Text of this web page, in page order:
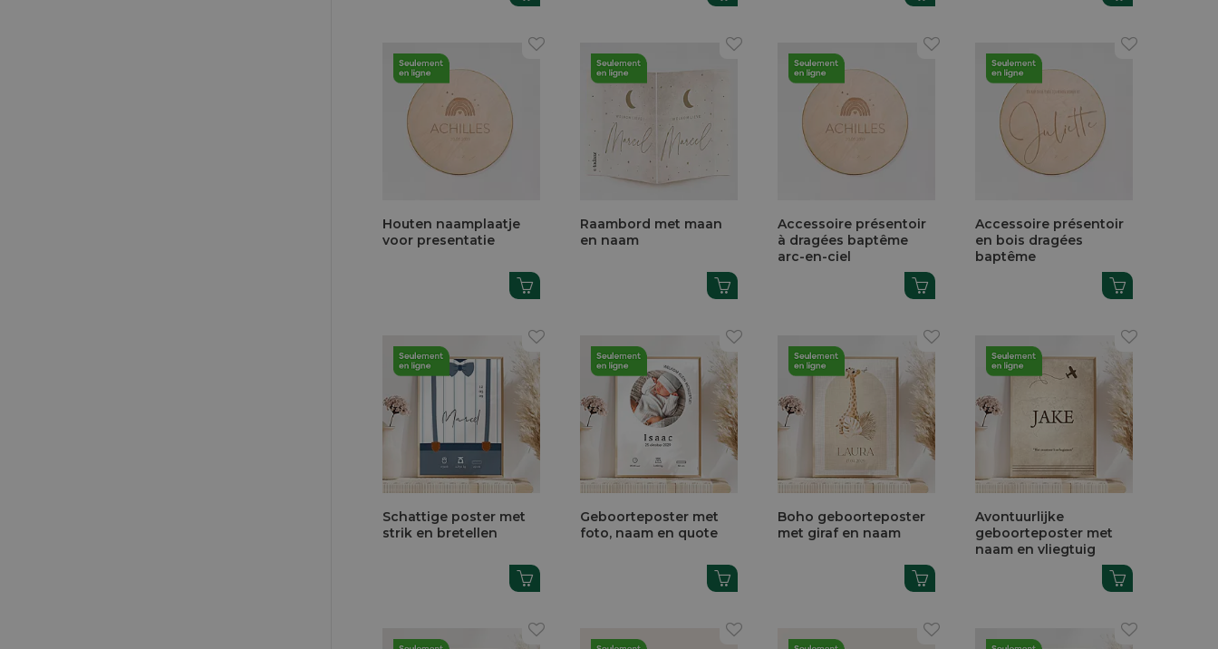
Houten naamplaatje
voor presentatie
Raambord met maan
en naam
Accessoire présentoir
à dragées baptême
arc-en-ciel
Accessoire présentoir
en bois dragées
baptême
Schattige poster met
strik en bretellen
Geboorteposter met
foto, naam en quote
Boho geboorteposter
met giraf en naam
Avontuurlijke
geboorteposter met
naam en vliegtuig